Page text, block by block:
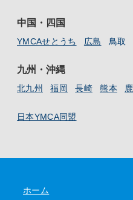
中国・四国
YMCAせとうち 広島 鳥取
九州・沖縄
北九州 福岡 長崎 熊本
日本YMCA同盟
ホーム